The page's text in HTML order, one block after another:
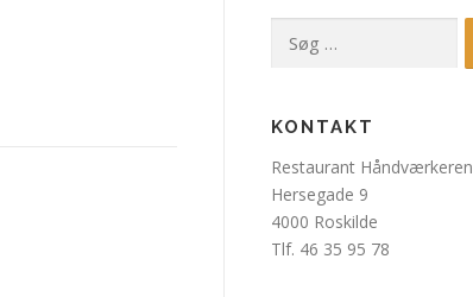
efter:
KONTAKT
Restaurant Håndværkeren
Hersegade 9
4000 Roskilde
Tlf. 46 35 95 78